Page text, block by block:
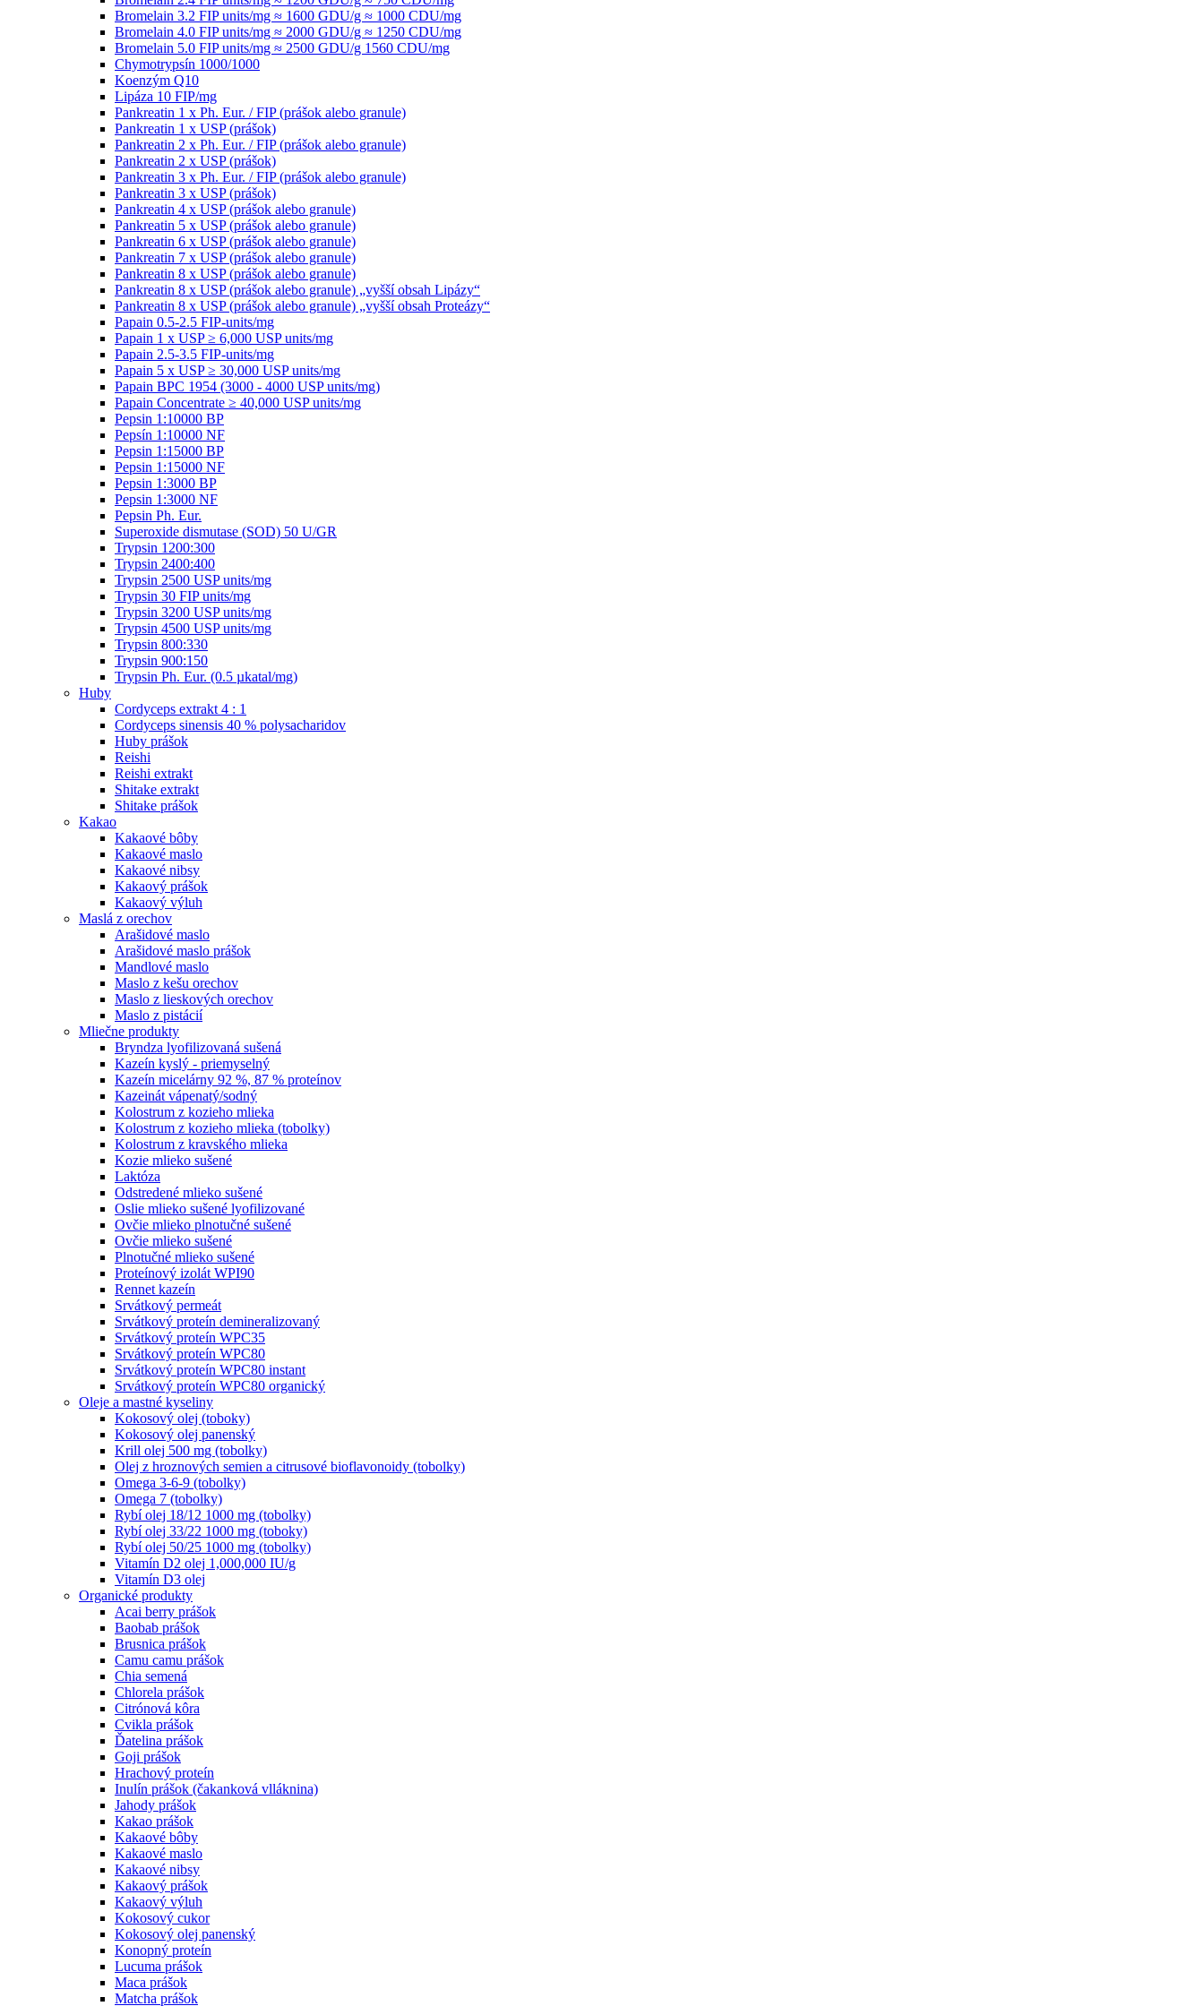
Bromelain 3.2 FIP units/mg ≈ 1600 GDU/g ≈ 1000 CDU/mg
Bromelain 4.0 FIP units/mg ≈ 2000 GDU/g ≈ 1250 CDU/mg
Bromelain 5.0 FIP units/mg ≈ 2500 GDU/g 1560 CDU/mg
Chymotrypsín 1000/1000
Koenzým Q10
Lipáza 10 FIP/mg
Pankreatin 1 x Ph. Eur. / FIP (prášok alebo granule)
Pankreatin 1 x USP (prášok)
Pankreatin 2 x Ph. Eur. / FIP (prášok alebo granule)
Pankreatin 2 x USP (prášok)
Pankreatin 3 x Ph. Eur. / FIP (prášok alebo granule)
Pankreatin 3 x USP (prášok)
Pankreatin 4 x USP (prášok alebo granule)
Pankreatin 5 x USP (prášok alebo granule)
Pankreatin 6 x USP (prášok alebo granule)
Pankreatin 7 x USP (prášok alebo granule)
Pankreatin 8 x USP (prášok alebo granule)
Pankreatin 8 x USP (prášok alebo granule) „vyšší obsah Lipázy“
Pankreatin 8 x USP (prášok alebo granule) „vyšší obsah Proteázy“
Papain 0.5-2.5 FIP-units/mg
Papain 1 x USP ≥ 6,000 USP units/mg
Papain 2.5-3.5 FIP-units/mg
Papain 5 x USP ≥ 30,000 USP units/mg
Papain BPC 1954 (3000 - 4000 USP units/mg)
Papain Concentrate ≥ 40,000 USP units/mg
Pepsin 1:10000 BP
Pepsín 1:10000 NF
Pepsin 1:15000 BP
Pepsin 1:15000 NF
Pepsin 1:3000 BP
Pepsin 1:3000 NF
Pepsin Ph. Eur.
Superoxide dismutase (SOD) 50 U/GR
Trypsin 1200:300
Trypsin 2400:400
Trypsin 2500 USP units/mg
Trypsin 30 FIP units/mg
Trypsin 3200 USP units/mg
Trypsin 4500 USP units/mg
Trypsin 800:330
Trypsin 900:150
Trypsin Ph. Eur. (0.5 µkatal/mg)
Huby
Cordyceps extrakt 4 : 1
Cordyceps sinensis 40 % polysacharidov
Huby prášok
Reishi
Reishi extrakt
Shitake extrakt
Shitake prášok
Kakao
Kakaové bôby
Kakaové maslo
Kakaové nibsy
Kakaový prášok
Kakaový výluh
Maslá z orechov
Arašidové maslo
Arašidové maslo prášok
Mandlové maslo
Maslo z kešu orechov
Maslo z lieskových orechov
Maslo z pistácií
Mliečne produkty
Bryndza lyofilizovaná sušená
Kazeín kyslý - priemyselný
Kazeín micelárny 92 %, 87 % proteínov
Kazeinát vápenatý/sodný
Kolostrum z kozieho mlieka
Kolostrum z kozieho mlieka (tobolky)
Kolostrum z kravského mlieka
Kozie mlieko sušené
Laktóza
Odstredené mlieko sušené
Oslie mlieko sušené lyofilizované
Ovčie mlieko plnotučné sušené
Ovčie mlieko sušené
Plnotučné mlieko sušené
Proteínový izolát WPI90
Rennet kazeín
Srvátkový permeát
Srvátkový proteín demineralizovaný
Srvátkový proteín WPC35
Srvátkový proteín WPC80
Srvátkový proteín WPC80 instant
Srvátkový proteín WPC80 organický
Oleje a mastné kyseliny
Kokosový olej (toboky)
Kokosový olej panenský
Krill olej 500 mg (tobolky)
Olej z hroznových semien a citrusové bioflavonoidy (tobolky)
Omega 3-6-9 (tobolky)
Omega 7 (tobolky)
Rybí olej 18/12 1000 mg (tobolky)
Rybí olej 33/22 1000 mg (toboky)
Rybí olej 50/25 1000 mg (tobolky)
Vitamín D2 olej 1,000,000 IU/g
Vitamín D3 olej
Organické produkty
Acai berry prášok
Baobab prášok
Brusnica prášok
Camu camu prášok
Chia semená
Chlorela prášok
Citrónová kôra
Cvikla prášok
Ďatelina prášok
Goji prášok
Hrachový proteín
Inulín prášok (čakanková vlláknina)
Jahody prášok
Kakao prášok
Kakaové bôby
Kakaové maslo
Kakaové nibsy
Kakaový prášok
Kakaový výluh
Kokosový cukor
Kokosový olej panenský
Konopný proteín
Lucuma prášok
Maca prášok
Matcha prášok